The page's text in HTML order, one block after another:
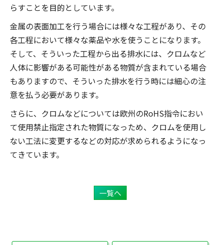
らすことを目的としています。
金属の表面加工を行う場合には様々な工程があり、その
各工程において様々な薬品や水を使うことになります。
そして、そういった工程から出る排水には、クロムなど
人体に影響がある可能性がある物質が含まれている場合
もありますので、そういった排水を行う時には細心の注
意を払う必要があります。
さらに、クロムなどについては欧州のRoHS指令におい
て使用禁止指定された物質になっため、クロムを使用し
ない工法に変更するなどの対応が求められるようになっ
てきています。
一覧へ